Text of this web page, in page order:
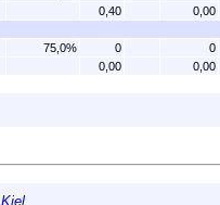
0,40 0,00
75,0% 0 0
0,00 0,00
.